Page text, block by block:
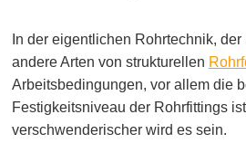
In der eigentlichen Rohrtechnik,
andere Arten von strukturellen
Arbeitsbedingungen, vor allem die
Festigkeitsniveau der Rohrfittings
verschwenderischer wird es sein.